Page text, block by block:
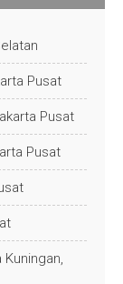
Pusat
Pusat
Pusat
Kuningan,